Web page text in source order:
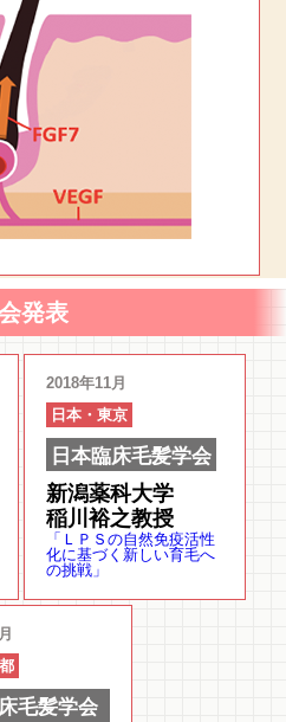
発表
2018年11月
日本・東京
日本臨床毛髪学会
新潟薬科大学
稲川裕之教授
「ＬＰＳの自然免疫活性
化に基づく新しい育毛へ
の挑戦」
毛髪学会